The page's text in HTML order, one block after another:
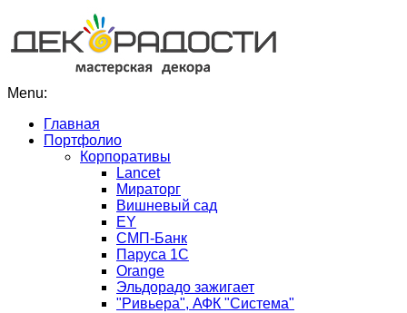
Menu:
Главная
Портфолио
Корпоративы
Lancet
Мираторг
Вишневый сад
EY
СМП-Банк
Паруса 1С
Orange
Эльдорадо зажигает
"Ривьера", АФК "Система"